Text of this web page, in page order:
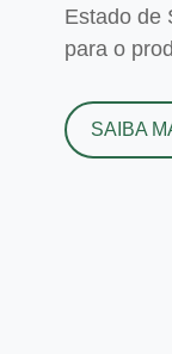
Estado de
para o
SAIBA